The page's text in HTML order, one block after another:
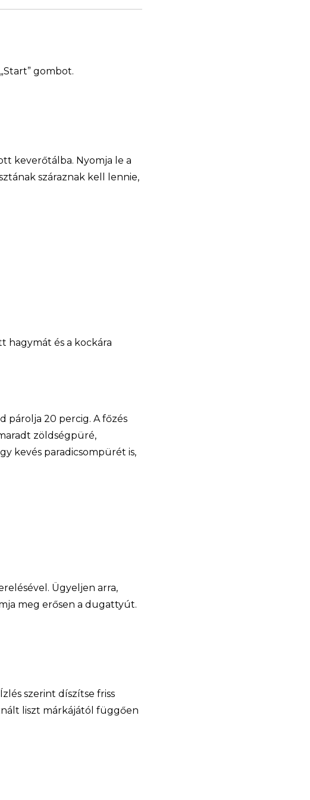
gombot.
keverőtálba. Nyomja le a
száraznak kell lennie,
hagymát és a kockára
párolja 20 percig. A főzés
zöldségpüré,
kevés paradicsompürét is,
Ügyeljen arra,
meg erősen a dugattyút.
szerint díszítse friss
liszt márkájától függően